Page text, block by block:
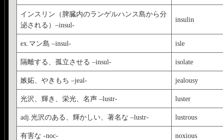
インスリン（脾臓内のランゲルハンス島から分
泌される）–insul-
insulin
ex.マン島 –insul- isle
隔離する、孤立させる –insul- isolate
嫉妬、やきもち –jeal- jealousy
光沢、輝き、栄光、名声 –lustr- luster
adj.光沢のある、輝かしい、著名な –lustr- lustrous
有害な -noc- noxious